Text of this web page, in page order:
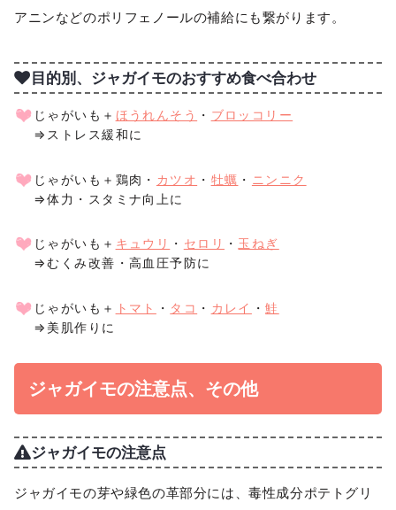
アニンなどのポリフェノールの補給にも繋がります。
目的別、ジャガイモのおすすめ食べ合わせ
じゃがいも＋ ほうれんそう ・ ブロッコリー
⇒ストレス緩和に
じゃがいも＋鶏肉・ カツオ ・ 牡蠣 ・ ニンニク
⇒体力・スタミナ向上に
じゃがいも＋ キュウリ ・ セロリ ・ 玉ねぎ
⇒むくみ改善・高血圧予防に
じゃがいも＋ トマト ・ タコ ・ カレイ ・鮭
⇒美肌作りに
ジャガイモの注意点、その他
ジャガイモの注意点
ジャガイモの芽や緑色の革部分には、毒性成分ポテトグリ